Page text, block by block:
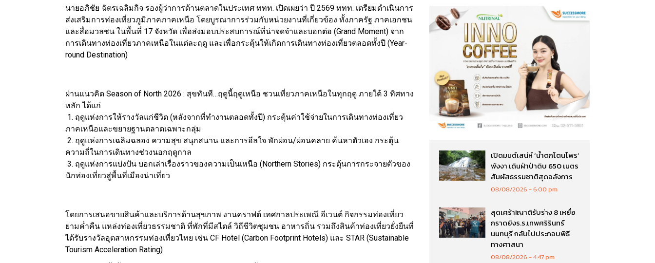
นายอภิชัย ฉัตรเฉลิมกิจ รองผู้ว่าการด้านตลาดในประเทศ ททท. เปิดเผยว่า ปี 2569 ททท. เตรียมดำเนินการ
ส่งเสริมการท่องเที่ยวภูมิภาคภาคเหนือ โดยบูรณาการร่วมกับหน่วยงานที่เกี่ยวข้อง ทั้งภาครัฐ ภาคเอกชน
และสื่อมวลชน ในพื้นที่ 17 จังหวัด เพื่อส่งมอบประสบการณ์ที่น่าจดจำและบอกต่อ (Grand Moment) จาก
การเดินทางท่องเที่ยวภาคเหนือในแต่ละฤดู และเพื่อกระตุ้นให้เกิดการเดินทางท่องเที่ยวตลอดทั้งปี (Year-
round Destination)
ผ่านแนวคิด Season of North 2026 : สุขทันที…ฤดูนี้ฤดูเหนือ ชวนเที่ยวภาคเหนือในทุกฤดู ภายใต้ 3 ทิศทาง
หลัก ได้แก่
1. ฤดูแห่งการให้รางวัลแก่ชีวิต (หลังจากที่ทำงานตลอดทั้งปี) กระตุ้นค่าใช้จ่ายในการเดินทางท่องเที่ยว
ภาคเหนือและขยายฐานตลาดเฉพาะกลุ่ม
2. ฤดูแห่งการเฉลิมฉลอง ความสุข สนุกสนาน และการฮีลใจ พักผ่อน/ผ่อนคลาย ค้นหาตัวเอง กระตุ้น
ความถี่ในการเดินทางช่วงนอกฤดูกาล
3. ฤดูแห่งการแบ่งปัน บอกเล่าเรื่องราวของความเป็นเหนือ (Northern Stories) กระตุ้นการกระจายตัวของ
นักท่องเที่ยวสู่พื้นที่เมืองน่าเที่ยว
โดยการเสนอขายสินค้าและบริการด้านสุขภาพ งานคราฟต์ เทศกาลประเพณี อีเวนต์ กิจกรรมท่องเที่ยว
ยามค่ำคืน แหล่งท่องเที่ยวธรรมชาติ ที่พักที่มีสไตล์ วิถีชีวิตชุมชน อาหารถิ่น รวมถึงสินค้าท่องเที่ยวยั่งยืนที่
ได้รับรางวัลอุตสาหกรรมท่องเที่ยวไทย เช่น CF Hotel (Carbon Footprint Hotels) และ STAR (Sustainable
Tourism Acceleration Rating)
เปิดมนต์เสน่ห์ ‘น้ำตกโตนไพร’
พังงา เดินฝ่าป่าดิบ 650 เมตร
สัมผัสธรรมชาติสุดอลังการ
08/08/2026 6:00 pm
สุดเศร้า!ญาติรับร่าง 8 เหยื่อ
กราดยิงร.ร.เทพศริรินทร์
นนทบุรี กลับไปประกอบพิธี
ทางศาสนา
08/08/2026 4:47 pm